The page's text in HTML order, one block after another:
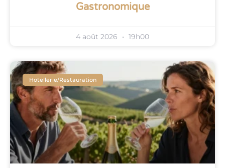
Gastronomique
4 août 2026 19h00
Hotellerie/restauration